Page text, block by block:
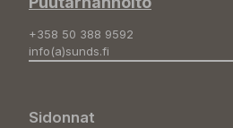
+358 50 388 9592
info(a)sunds.fi
Sidonnat